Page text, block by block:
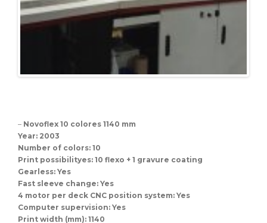
– Novoflex 10 colores 1140 mm
Year: 2003
Number of colors: 10
Print possibilityes: 10 flexo + 1 gravure coating
Gearless: Yes
Fast sleeve change: Yes
4 motor per deck CNC position system: Yes
Computer supervision: Yes
Print width (mm): 1140